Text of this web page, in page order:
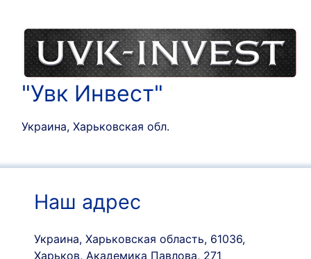
"Увк Инвест"
Украина, Харьковская обл.
Наш адрес
Украина, Харьковская область, 61036,
Харьков, Академика Павлова, 271